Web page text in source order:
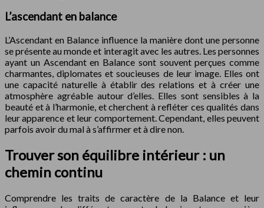
L’ascendant en balance
L’Ascendant en Balance influence la manière dont une personne
se présente au monde et interagit avec les autres. Les personnes
ayant un Ascendant en Balance sont souvent perçues comme
charmantes, diplomates et soucieuses de leur image. Elles ont
une capacité naturelle à établir des relations et à créer une
atmosphère agréable autour d’elles. Elles sont sensibles à la
beauté et à l’harmonie, et cherchent à refléter ces qualités dans
leur apparence et leur comportement. Cependant, elles peuvent
parfois avoir du mal à s’affirmer et à dire non.
Trouver son équilibre intérieur : un
chemin continu
Comprendre les traits de caractère de la Balance et leur